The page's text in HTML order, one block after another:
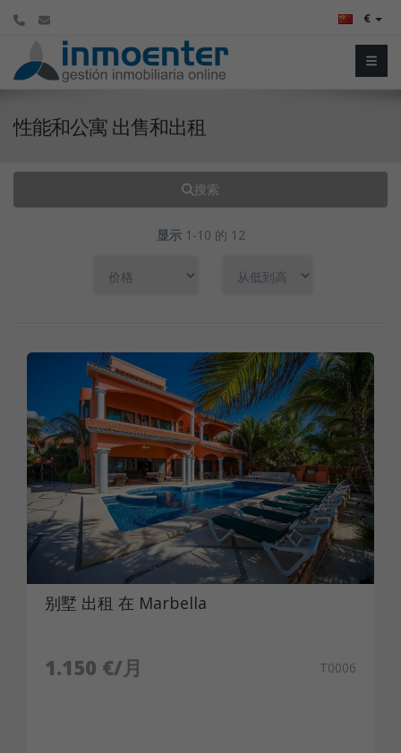
€
性能和公寓 出售和出租
搜索
显示1-10 的 12
别墅 出租 在 Marbella
1.150 €/月 T0006